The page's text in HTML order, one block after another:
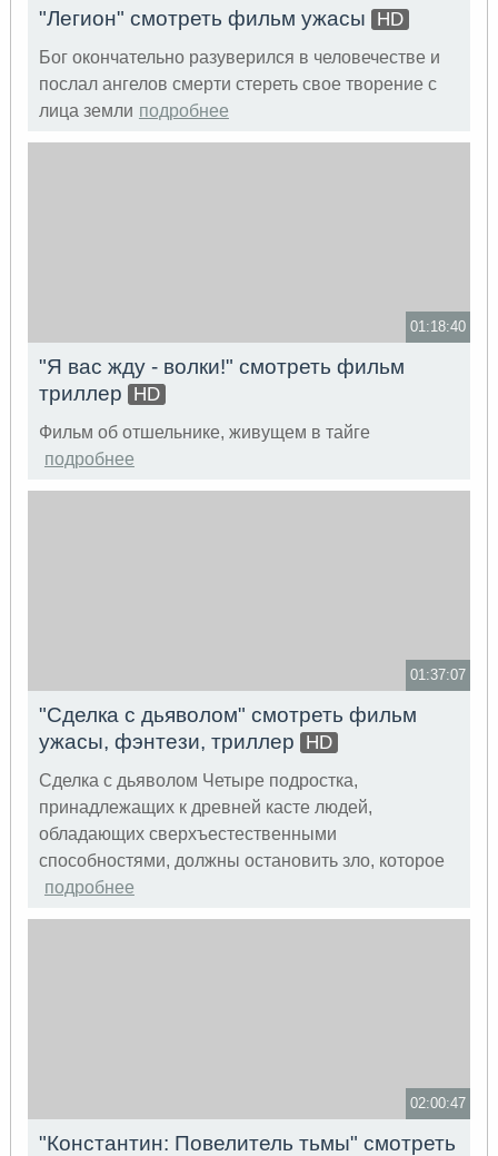
"Легион" смотреть фильм ужасы HD
Бог окончательно разуверился в человечестве и
послал ангелов смерти стереть свое творение с
лица земли подробнее
01:18:40
"Я вас жду - волки!" смотреть фильм
триллер
HD
Фильм об отшельнике, живущем в тайге
подробнее
01:37:07
"Сделка с дьяволом" смотреть фильм
ужасы, фэнтези, триллер
HD
Сделка с дьяволом Четыре подростка,
принадлежащих к древней касте людей,
обладающих сверхъестественными
способностями, должны остановить зло, которое
подробнее
02:00:47
"Константин: Повелитель тьмы" смотреть